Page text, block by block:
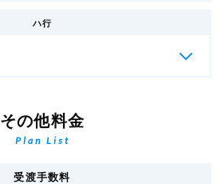
ハ行
その他料金
Plan List
受渡手数料